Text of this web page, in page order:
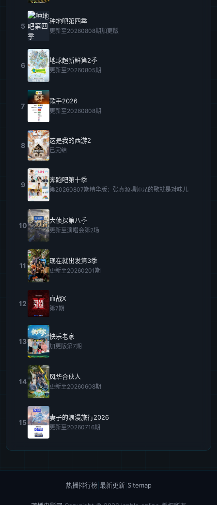
5
种地吧第四季
更新至20260808期加更版
6
地球超新鲜第2季
更新至20260805期
7
歌手2026
更新至20260808期
8
这是我的西游2
已完结
9
奔跑吧第十季
第20260807期精华版：张真源唱师兄的歌就是对味儿
10
大侦探第八季
更新至演唱会第2场
11
现在就出发第3季
更新至20260201期
12
血战X
第7期
13
快乐老家
加更版第7期
14
风华合伙人
更新至20260608期
15
妻子的浪漫旅行2026
更新至20260716期
热播排行榜| 最新更新| Sitemap